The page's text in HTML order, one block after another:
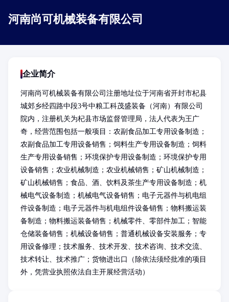
河南尚可机械装备有限公司
企业简介
河南尚可机械装备有限公司注册地址位于河南省开封市杞县
城郊乡经四路中段3号中粮工科茂盛装备（河南）有限公司
院内，注册机关为杞县市场监督管理局，法人代表为王广
奇，经营范围包括一般项目：农副食品加工专用设备制造；
农副食品加工专用设备销售；饲料生产专用设备制造；饲料
生产专用设备销售；环境保护专用设备制造；环境保护专用
设备销售；农业机械制造；农业机械销售；矿山机械制造；
矿山机械销售；食品、酒、饮料及茶生产专用设备制造；机
械电气设备制造；机械电气设备销售；电子元器件与机电组
件设备制造；电子元器件与机电组件设备销售；物料搬运装
备制造；物料搬运装备销售；机械零件、零部件加工；智能
仓储装备销售；机械设备销售；普通机械设备安装服务；专
用设备修理；技术服务、技术开发、技术咨询、技术交流、
技术转让、技术推广；货物进出口（除依法须经批准的项目
外，凭营业执照依法自主开展经营活动）